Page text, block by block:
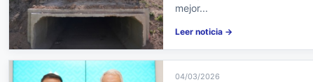
mejor...
Leer noticia →
04/03/2026